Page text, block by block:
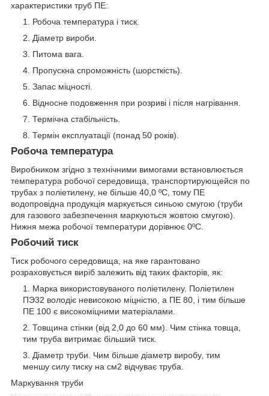
характеристики труб ПЕ:
Робоча температура і тиск.
Діаметр вироби.
Питома вага.
Пропускна спроможність (шорсткість).
Запас міцності.
Відносне подовження при розриві і після нагрівання.
Термічна стабільність.
Термін експлуатації (понад 50 років).
Робоча температура
Виробником згідно з технічними вимогами встановлюється
температура робочої середовища, транспортирующейся по
трубах з поліетилену, не більше 40,0 ºС, тому ПЕ
водопровідна продукція маркується синьою смугою (труби
для газового забезпечення маркуються жовтою смугою).
Нижня межа робочої температури дорівнює 0ºС.
Робочий тиск
Тиск робочого середовища, на яке гарантовано
розраховується виріб залежить від таких факторів, як:
Марка використовуваного поліетилену. Поліетилен
ПЭ32 володіє невисокою міцністю, а ПЕ 80, і тим більше
ПЕ 100 є високоміцними матеріалами.
Товщина стінки (від 2,0 до 60 мм). Чим стінка товща,
тим труба витримає більший тиск.
Діаметр труби. Чим більше діаметр виробу, тим
меншу силу тиску на см2 відчуває труба.
Маркування труби